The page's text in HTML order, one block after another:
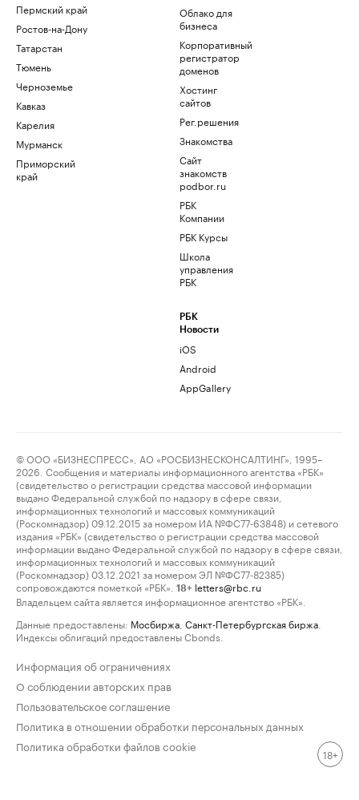
Пермский край
Ростов-на-Дону
Татарстан
Тюмень
Черноземье
Кавказ
Карелия
Мурманск
Приморский
край
Облако для
бизнеса
Корпоративный
регистратор
доменов
Хостинг
сайтов
Рег.решения
Знакомства
Сайт
знакомств
podbor.ru
РБК
Компании
РБК Курсы
Школа
управления
РБК
РБК
Новости
iOS
Android
AppGallery
© ООО «БИЗНЕСПРЕСС», АО «РОСБИЗНЕСКОНСАЛТИНГ», 1995–
2026. Сообщения и материалы информационного агентства «РБК»
(свидетельство о регистрации средства массовой информации
выдано Федеральной службой по надзору в сфере связи,
информационных технологий и массовых коммуникаций
(Роскомнадзор) 09.12.2015 за номером ИА №ФС77-63848) и сетевого
издания «РБК» (свидетельство о регистрации средства массовой
информации выдано Федеральной службой по надзору в сфере связи,
информационных технологий и массовых коммуникаций
(Роскомнадзор) 03.12.2021 за номером ЭЛ №ФС77-82385)
сопровождаются пометкой «РБК».
18+ letters@rbc.ru
Владельцем сайта является информационное агентство «РБК».
Данные предоставлены: Мосбиржа Санкт-Петербургская биржа
Индексы облигаций предоставлены Cbonds.
Информация об ограничениях
О соблюдении авторских прав
Пользовательское соглашение
Политика в отношении обработки персональных данных
Политика обработки файлов cookie
18+